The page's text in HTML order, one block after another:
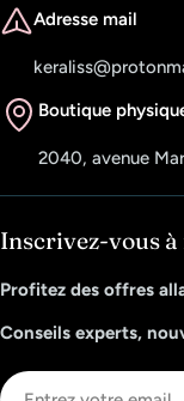
Adresse mail
Boutique
2040, avenue
Inscrivez-vous
Profitez des offres
Conseils experts,
E-